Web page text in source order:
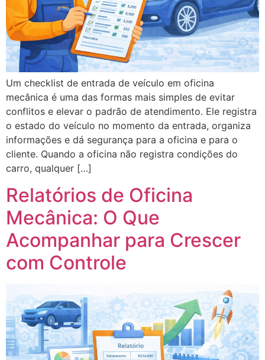
Um checklist de entrada de veículo em oficina
mecânica é uma das formas mais simples de evitar
conflitos e elevar o padrão de atendimento. Ele registra
o estado do veículo no momento da entrada, organiza
informações e dá segurança para a oficina e para o
cliente. Quando a oficina não registra condições do
carro, qualquer […]
Relatórios de Oficina
Mecânica: O Que
Acompanhar para Crescer
com Controle